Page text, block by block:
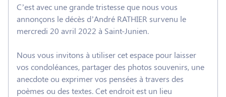
C’est avec une grande tristesse que nous vous
annonçons le décès d’André RATHIER survenu le
mercredi 20 avril 2022 à Saint-Junien.
Nous vous invitons à utiliser cet espace pour laisser
vos condoléances, partager des photos souvenirs, une
anecdote ou exprimer vos pensées à travers des
poèmes ou des textes. Cet endroit est un lieu